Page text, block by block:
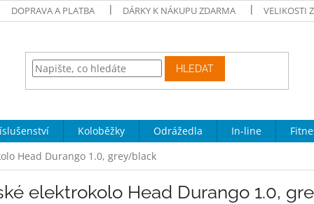
DOPRAVA A PLATBA DÁRKY K NÁKUPU ZDARMA VELIKOSTI
HLEDAT
Koloběžky Odrážedla In-line
Head Durango 1.0, grey/black
elektrokolo Head Durango 1.0,